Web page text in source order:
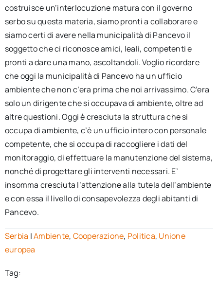
costruisce un’interlocuzione matura con il governo
serbo su questa materia, siamo pronti a collaborare e
siamo certi di avere nella municipalità di Pancevo il
soggetto che ci riconosce amici, leali, competenti e
pronti a dare una mano, ascoltandoli. Voglio ricordare
che oggi la municipalità di Pancevo ha un ufficio
ambiente che non c’era prima che noi arrivassimo. C’era
solo un dirigente che si occupava di ambiente, oltre ad
altre questioni. Oggi è cresciuta la struttura che si
occupa di ambiente, c’è un ufficio intero con personale
competente, che si occupa di raccogliere i dati del
monitoraggio, di effettuare la manutenzione del sistema,
nonché di progettare gli interventi necessari. E’
insomma cresciuta l’attenzione alla tutela dell’ambiente
e con essa il livello di consapevolezza degli abitanti di
Pancevo.
Serbia |Ambiente, Cooperazione, Politica, Unione
europea
Tag: